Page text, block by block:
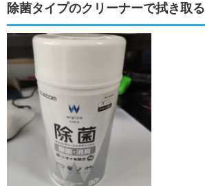
除菌タイプのクリーナーで拭き取る